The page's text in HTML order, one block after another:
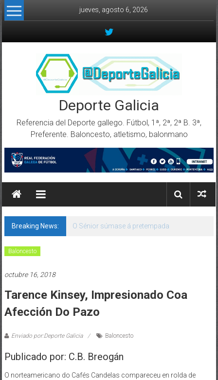
Skip to content
jueves, agosto 6, 2026
Deporte Galicia
Referencia del Deporte gallego. Fútbol, 1ª, 2ª, 2ª B. 3ª,
Preferente. Baloncesto, atletismo, balonmano
Breaking News: O Sénior súmase á pretempada
Baloncesto
octubre 16, 2018
Tarence Kinsey, Impresionado Coa
Afección Do Pazo
Enviado por:Deporte Galicia Baloncesto
Publicado por: C.B. Breogán
O norteamericano do Cafés Candelas compareceu en rolda de